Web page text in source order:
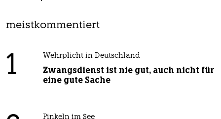
meistkommentiert
1 Wehrplicht in Deutschland
Zwangsdienst ist nie gut, auch nicht für
eine gute Sache
Pinkeln im See